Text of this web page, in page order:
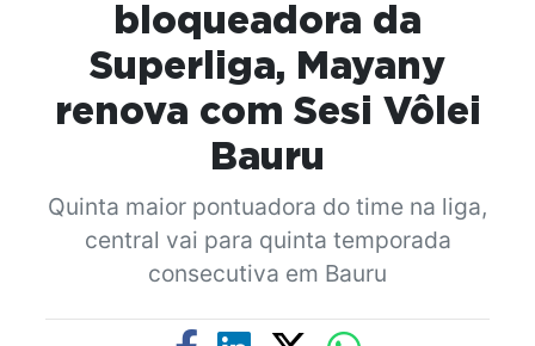
bloqueadora da
Superliga, Mayany
renova com Sesi Vôlei
Bauru
Quinta maior pontuadora do time na liga,
central vai para quinta temporada
consecutiva em Bauru